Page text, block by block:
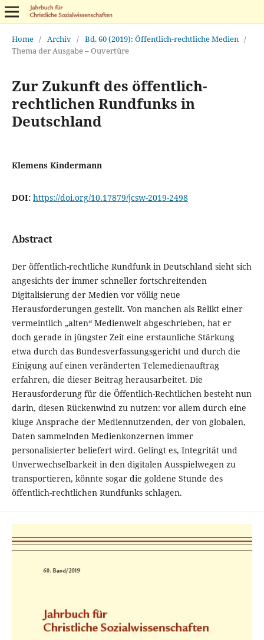
Home / Archiv / Bd. 60 (2019): Öffentlich-rechtliche Medien /
Thema der Ausgabe – Ouvertüre
Zur Zukunft des öffentlich-
rechtlichen Rundfunks in
Deutschland
Klemens Kindermann
DOI: https://doi.org/10.17879/jcsw-2019-2498
Abstract
Der öffentlich-rechtliche Rundfunk in Deutschland sieht sich
angesichts der immer schneller fortschreitenden
Digitalisierung der Medien vor völlig neue
Herausforderungen gestellt. Von manchen als Relikt einer
vermeintlich „alten“ Medienwelt abgeschrieben, hat er
doch gerade in jüngster Zeit eine erstaunliche Stärkung
etwa durch das Bundesverfassungsgericht und durch die
Einigung auf einen veränderten Telemedienauftrag
erfahren, die dieser Beitrag herausarbeitet. Die
Herausforderung für die Öffentlich-Rechtlichen besteht nun
darin, diesen Rückenwind zu nutzen: vor allem durch eine
kluge Ansprache der Mediennutzenden, der von globalen,
Daten sammelnden Medienkonzernen immer
personalisierter beliefert wird. Gelingt es, Integrität und
Unverwechselbarkeit in den digitalen Ausspielwegen zu
transportieren, könnte sogar die goldene Stunde des
öffentlich-rechtlichen Rundfunks schlagen.